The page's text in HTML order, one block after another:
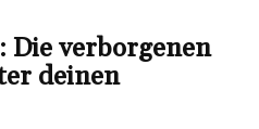
Die verborgenen
deinen